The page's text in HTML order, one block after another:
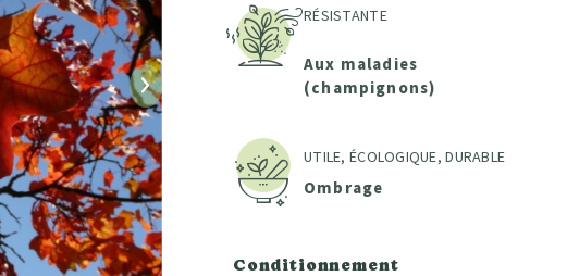
Suivant
RÉSISTANTE
Aux maladies
(champignons)
UTILE, ÉCOLOGIQUE, DURABLE
Ombrage
Conditionnement